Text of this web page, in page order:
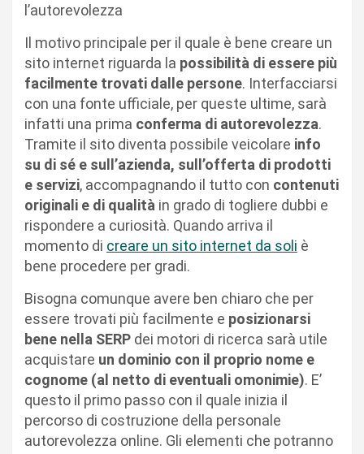
l’autorevolezza
Il motivo principale per il quale è bene creare un
sito internet riguarda la possibilità di essere più
facilmente trovati dalle persone. Interfacciarsi
con una fonte ufficiale, per queste ultime, sarà
infatti una prima conferma di autorevolezza.
Tramite il sito diventa possibile veicolare info
su di sé e sull’azienda, sull’offerta di prodotti
e servizi, accompagnando il tutto con contenuti
originali e di qualità in grado di togliere dubbi e
rispondere a curiosità. Quando arriva il
momento di creare un sito internet da soli è
bene procedere per gradi.
Bisogna comunque avere ben chiaro che per
essere trovati più facilmente e posizionarsi
bene nella SERP dei motori di ricerca sarà utile
acquistare un dominio con il proprio nome e
cognome (al netto di eventuali omonimie). E’
questo il primo passo con il quale inizia il
percorso di costruzione della personale
autorevolezza online. Gli elementi che potranno